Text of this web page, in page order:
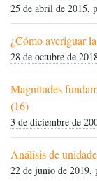
25 de abril de 2015,
¿Cómo averiguar
28 de octubre de
Magnitudes
(16)
3 de diciembre de
Análisis de
22 de junio de 2019,